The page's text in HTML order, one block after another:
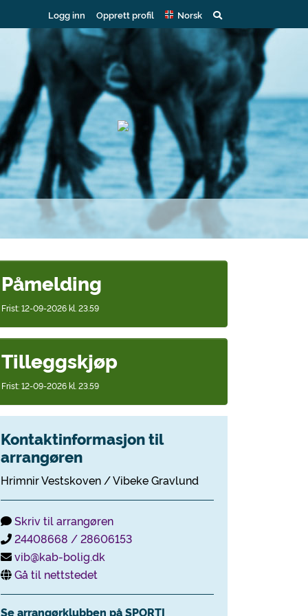
Logg inn Opprett profil Norsk
Påmelding
Frist: 12-09-2026 kl. 23.59
Tilleggskjøp
Frist: 12-09-2026 kl. 23.59
Kontaktinformasjon til
arrangøren
Hrimnir Vestskoven / Vibeke Gravlund
Skriv til arrangøren
24408668 / 28606153
vib@kab-bolig.dk
Gå til nettstedet
Se arrangørklubben på SPORTI